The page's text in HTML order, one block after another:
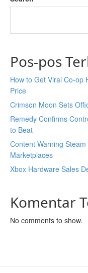
Pos-pos
How to Get Viral Co-op
Price
Crimson Moon Sets
Remedy Confirms
to Beat
Content Warning
Marketplaces
Xbox Hardware Sales
Komentar
No comments to show.